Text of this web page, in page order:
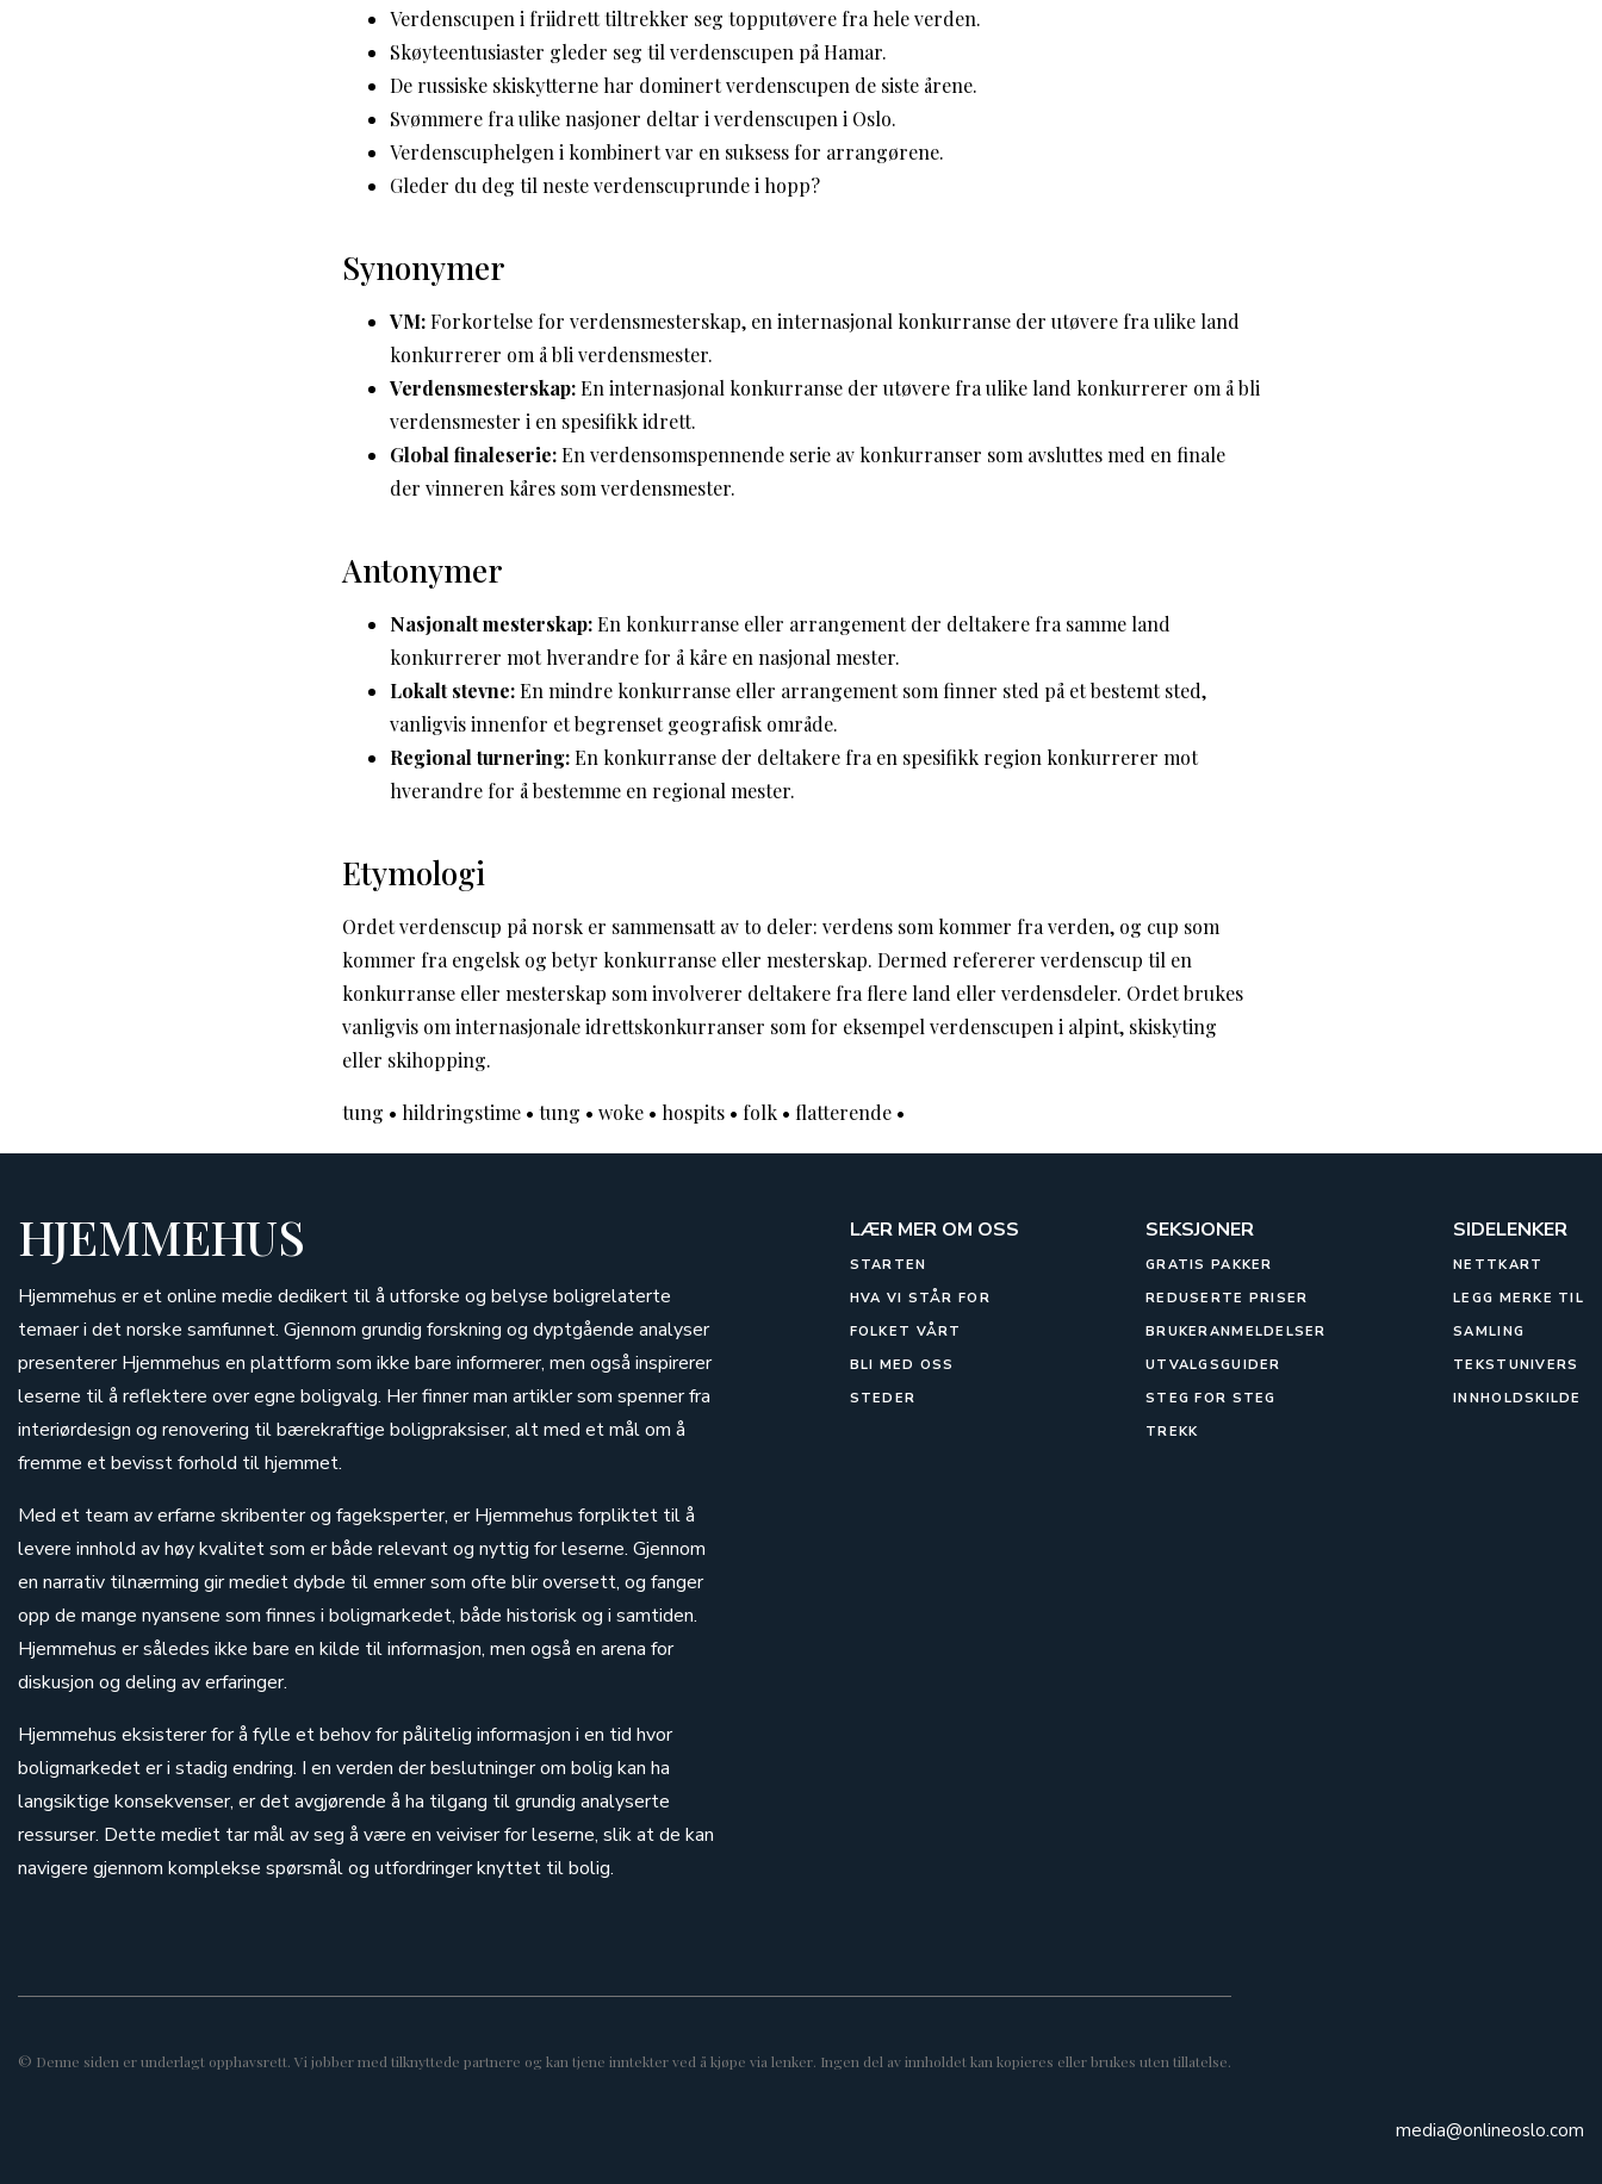
Verdenscupen i friidrett tiltrekker seg topputøvere fra hele verden.
Skøyteentusiaster gleder seg til verdenscupen på Hamar.
De russiske skiskytterne har dominert verdenscupen de siste årene.
Svømmere fra ulike nasjoner deltar i verdenscupen i Oslo.
Verdenscuphelgen i kombinert var en suksess for arrangørene.
Gleder du deg til neste verdenscuprunde i hopp?
Synonymer
VM:Forkortelse for verdensmesterskap, en internasjonal konkurranse der utøvere fra ulike land
konkurrerer om å bli verdensmester.
Verdensmesterskap:En internasjonal konkurranse der utøvere fra ulike land konkurrerer om å bli
verdensmester i en spesifikk idrett.
Global finaleserie:En verdensomspennende serie av konkurranser som avsluttes med en finale
der vinneren kåres som verdensmester.
Antonymer
Nasjonalt mesterskap:En konkurranse eller arrangement der deltakere fra samme land
konkurrerer mot hverandre for å kåre en nasjonal mester.
Lokalt stevne:En mindre konkurranse eller arrangement som finner sted på et bestemt sted,
vanligvis innenfor et begrenset geografisk område.
Regional turnering:En konkurranse der deltakere fra en spesifikk region konkurrerer mot
hverandre for å bestemme en regional mester.
Etymologi
Ordet verdenscup på norsk er sammensatt av to deler: verdens som kommer fra verden, og cup som
kommer fra engelsk og betyr konkurranse eller mesterskap. Dermed refererer verdenscup til en
konkurranse eller mesterskap som involverer deltakere fra flere land eller verdensdeler. Ordet brukes
vanligvis om internasjonale idrettskonkurranser som for eksempel verdenscupen i alpint, skiskyting
eller skihopping.
tung • hildringstime • tung • woke • hospits • folk • flatterende •
HJEMMEHUS
Hjemmehus er et online medie dedikert til å utforske og belyse boligrelaterte
temaer i det norske samfunnet. Gjennom grundig forskning og dyptgående analyser
presenterer Hjemmehus en plattform som ikke bare informerer, men også inspirerer
leserne til å reflektere over egne boligvalg. Her finner man artikler som spenner fra
interiørdesign og renovering til bærekraftige boligpraksiser, alt med et mål om å
fremme et bevisst forhold til hjemmet.
Med et team av erfarne skribenter og fageksperter, er Hjemmehus forpliktet til å
levere innhold av høy kvalitet som er både relevant og nyttig for leserne. Gjennom
en narrativ tilnærming gir mediet dybde til emner som ofte blir oversett, og fanger
opp de mange nyansene som finnes i boligmarkedet, både historisk og i samtiden.
Hjemmehus er således ikke bare en kilde til informasjon, men også en arena for
diskusjon og deling av erfaringer.
Hjemmehus eksisterer for å fylle et behov for pålitelig informasjon i en tid hvor
boligmarkedet er i stadig endring. I en verden der beslutninger om bolig kan ha
langsiktige konsekvenser, er det avgjørende å ha tilgang til grundig analyserte
ressurser. Dette mediet tar mål av seg å være en veiviser for leserne, slik at de kan
navigere gjennom komplekse spørsmål og utfordringer knyttet til bolig.
© Denne siden er underlagt opphavsrett. Vi jobber med tilknyttede partnere og kan tjene inntekter ved å kjøpe via lenker. Ingen del av innholdet kan kopieres eller brukes uten tillatelse.
LÆR MER OM OSS
STARTEN
HVA VI STÅR FOR
FOLKET VÅRT
BLI MED OSS
STEDER
SEKSJONER
GRATIS PAKKER
REDUSERTE PRISER
BRUKERANMELDELSER
UTVALGSGUIDER
STEG FOR STEG
TREKK
SIDELENKER
NETTKART
LEGG MERKE TIL
SAMLING
TEKSTUNIVERS
INNHOLDSKILDE
media@onlineoslo.com